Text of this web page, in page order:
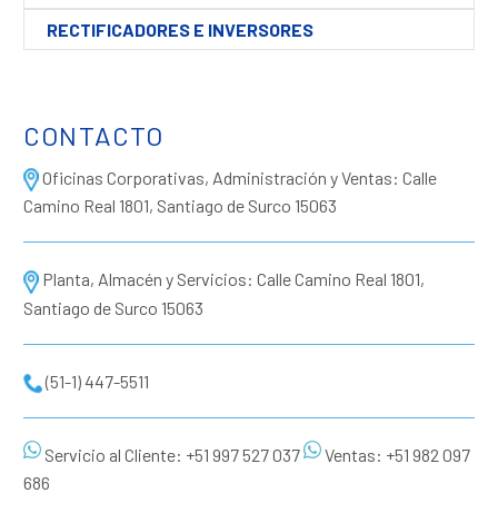
RECTIFICADORES E INVERSORES
CONTACTO
Oficinas Corporativas, Administración y Ventas: Calle
Camino Real 1801, Santiago de Surco 15063
Planta, Almacén y Servicios: Calle Camino Real 1801,
Santiago de Surco 15063
(51-1) 447-5511
Servicio al Cliente: +51 997 527 037
Ventas: +51 982 097
686